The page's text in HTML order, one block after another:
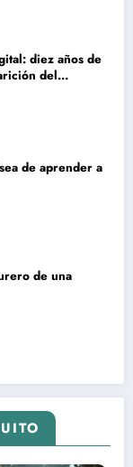
diez años de
del
de aprender a
de una